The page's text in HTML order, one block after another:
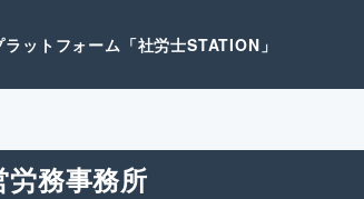
ットフォーム「社労士STATION」
労務事務所